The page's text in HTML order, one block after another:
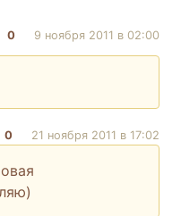
0 9 ноября 2011 в 02:00
0 21 ноября 2011 в 17:02